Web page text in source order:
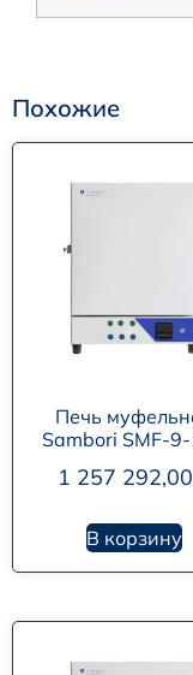
Похожие
Печь
Sambori SMF-
1 257 292,00
В корзину